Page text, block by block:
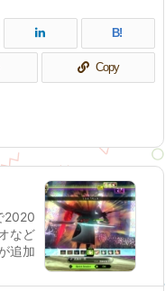
B!
Copy
2020
など
追加